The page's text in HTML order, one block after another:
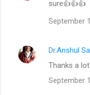
sure👍👍👍
September
Dr.Anshul
Thanks a lot
September